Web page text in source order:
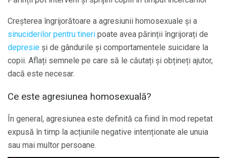
Creșterea îngrijorătoare a agresiunii homosexuale și a
sinuciderilor pentru tineri poate avea părinții îngrijorați de
depresie și de gândurile și comportamentele suicidare la
copii. Aflați semnele pe care să le căutați și obțineți ajutor,
dacă este necesar.
Ce este agresiunea homosexuală?
În general, agresiunea este definită ca fiind în mod repetat
expusă în timp la acțiunile negative intenționate ale unuia
sau mai multor persoane.